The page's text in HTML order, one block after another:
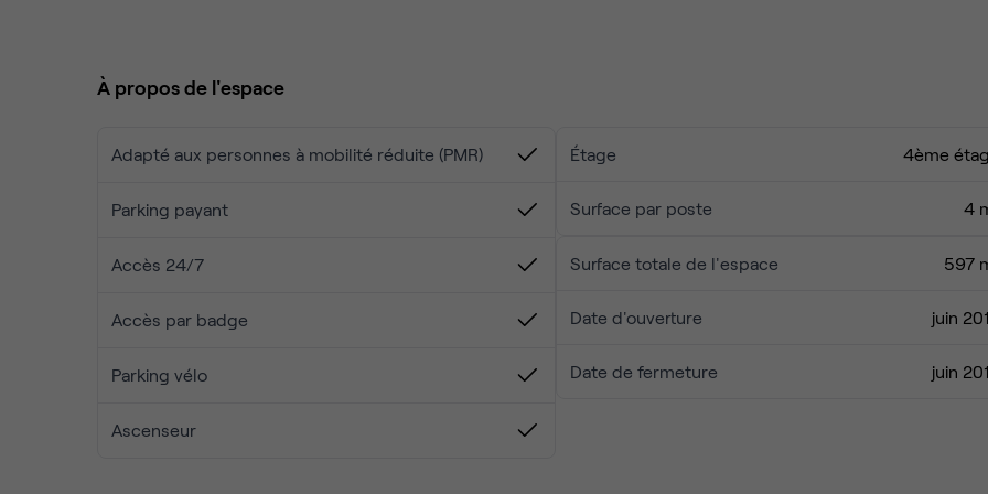
Descabines de travail sophistiquées
Explorez les "cantines" les plus branchées du 10ème et du 11ème
arrondissement.
Prêt à passer au niveau supérieur ? Ne vous contentez pas d'un bureau, choisissez une destination. Contactez-
À propos de l'espace
Adapté aux personnes à mobilité réduite (PMR)
Parking payant
Accès 24/7
Accès par badge
Parking vélo
Ascenseur
Étage 4ème
Surface par poste 4
Surface totale de l'espace 597
Date d'ouverture juin
Date de fermeture juin